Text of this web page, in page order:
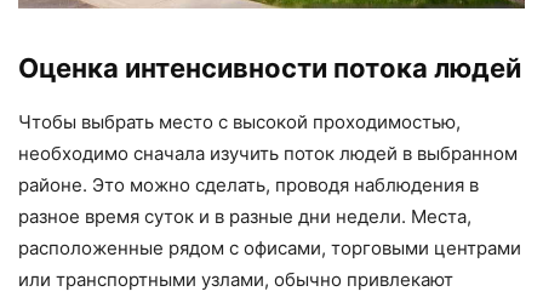
Оценка интенсивности потока людей
Чтобы выбрать место с высокой проходимостью,
необходимо сначала изучить поток людей в выбранном
районе. Это можно сделать, проводя наблюдения в
разное время суток и в разные дни недели. Места,
расположенные рядом с офисами, торговыми центрами
или транспортными узлами, обычно привлекают